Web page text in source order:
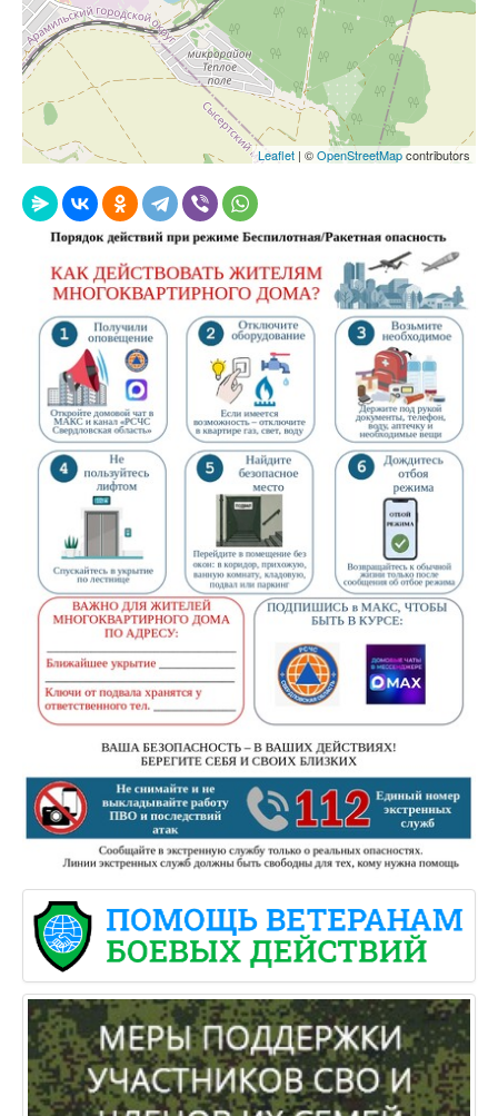
Leaflet | ©OpenStreetMapcontributors